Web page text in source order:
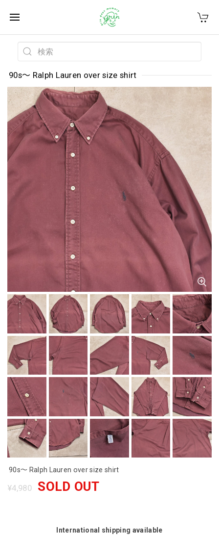
90s～ Ralph Lauren over size shirt
90s～ Ralph Lauren over size shirt
¥4,980 SOLD OUT
International shipping available